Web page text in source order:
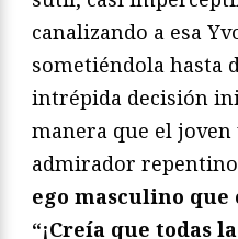
canalizando a esa
sometiéndola hasta
intrépida decisión
manera que el joven
admirador
ego masculino
“¡Creía que todas